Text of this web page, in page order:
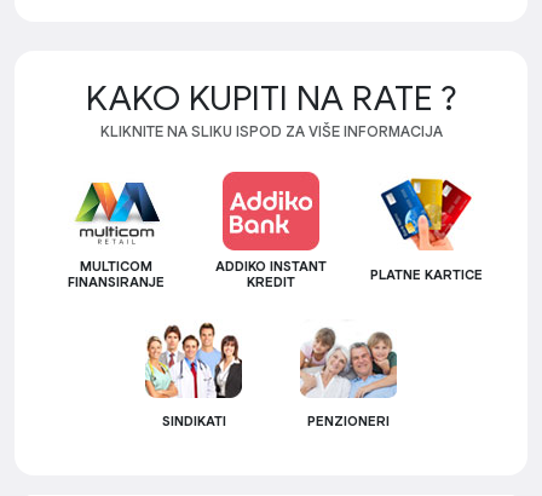
KAKO KUPITI NA RATE ?
KLIKNITE NA SLIKU ISPOD ZA VIŠE INFORMACIJA
MULTICOM
FINANSIRANJE
ADDIKO INSTANT
KREDIT
PLATNE KARTICE
SINDIKATI PENZIONERI